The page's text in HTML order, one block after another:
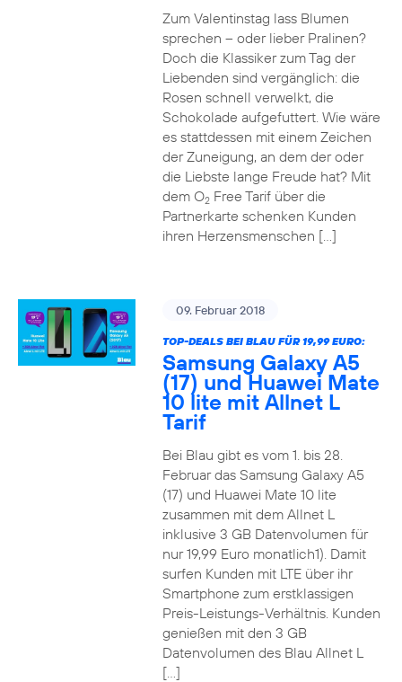
Zum Valentinstag lass Blumen
sprechen – oder lieber Pralinen?
Doch die Klassiker zum Tag der
Liebenden sind vergänglich: die
Rosen schnell verwelkt, die
Schokolade aufgefuttert. Wie wäre
es stattdessen mit einem Zeichen
der Zuneigung, an dem der oder
die Liebste lange Freude hat? Mit
dem O2Free Tarif über die
Partnerkarte schenken Kunden
ihren Herzensmenschen […]
09. Februar 2018
TOP-DEALS BEI BLAU FÜR 19,99 EURO:
Samsung Galaxy A5
(17) und Huawei Mate
10 lite mit Allnet L
Tarif
Bei Blau gibt es vom 1. bis 28.
Februar das Samsung Galaxy A5
(17) und Huawei Mate 10 lite
zusammen mit dem Allnet L
inklusive 3 GB Datenvolumen für
nur 19,99 Euro monatlich1). Damit
surfen Kunden mit LTE über ihr
Smartphone zum erstklassigen
Preis-Leistungs-Verhältnis. Kunden
genießen mit den 3 GB
Datenvolumen des Blau Allnet L
[…]